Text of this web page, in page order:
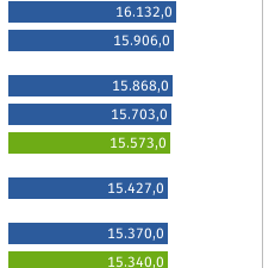
16.132,0
15.906,0
15.868,0
15.703,0
15.573,0
15.427,0
15.370,0
15.340,0